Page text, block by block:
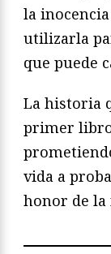
la
utilizarla
que puede
La historia
primer
vida a
honor de la